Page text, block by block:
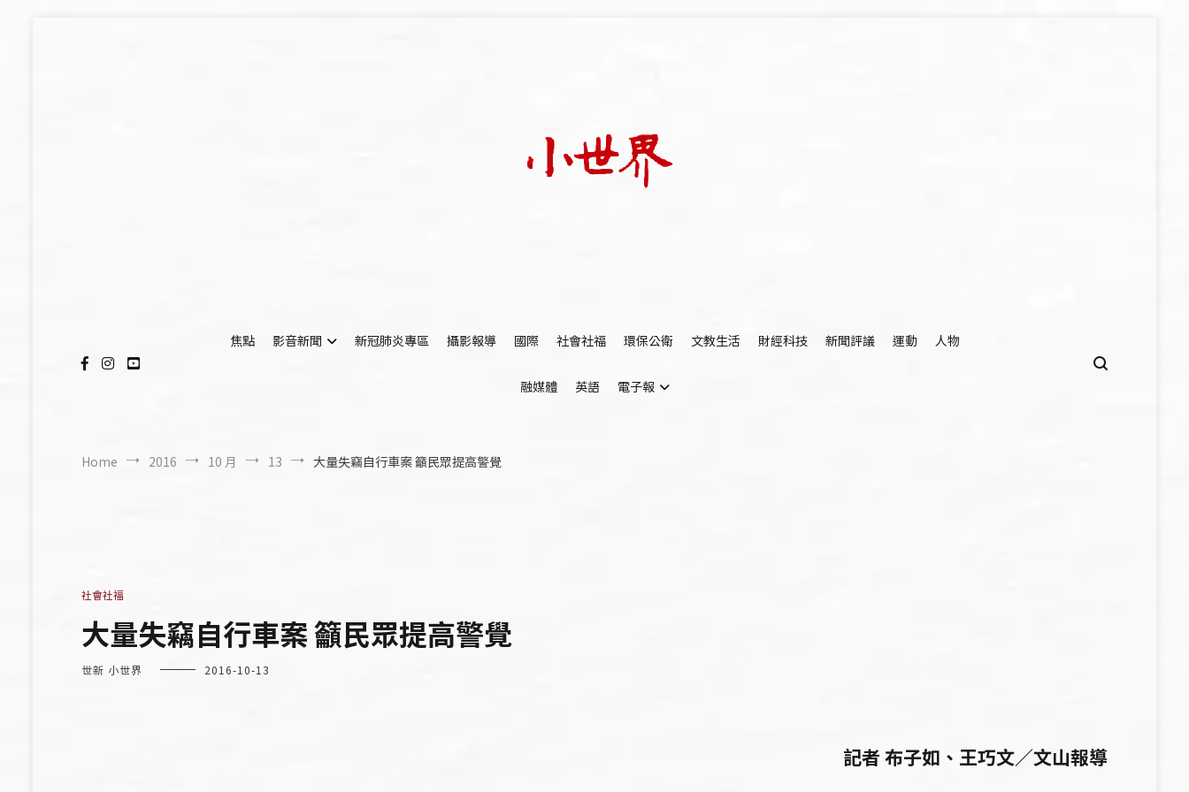
焦點
影音新聞 新冠肺炎專區 攝影報導 國際 社會社福 環保公衛 文教生活 財經科技 新聞評議 運動 人物
融媒體 英語 電子報
Home 2016 10 月 13 大量失竊自行車案 籲民眾提高警覺
社會社福
大量失竊自行車案 籲民眾提高警覺
世新 小世界 2016-10-13
記者 布子如、王巧文／文山報導